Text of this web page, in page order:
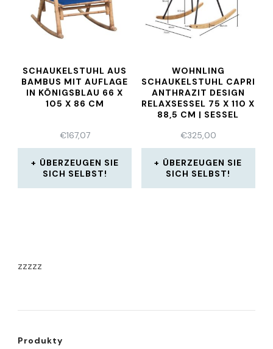
SCHAUKELSTUHL AUS
BAMBUS MIT AUFLAGE
IN KÖNIGSBLAU 66 X
105 X 86 CM
€167,07
ÜBERZEUGEN SIE
SICH SELBST!
WOHNLING
SCHAUKELSTUHL CAPRI
ANTHRAZIT DESIGN
RELAXSESSEL 75 X 110 X
88,5 CM | SESSEL
€325,00
ÜBERZEUGEN SIE
SICH SELBST!
zzzzz
Produkty